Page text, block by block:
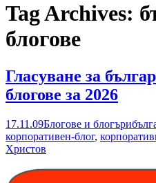
Tag Archives:
блогове
Гласуване за
блогове за 2026
17.11.09Блогове и блогъри
корпоративен-блог,
Христов